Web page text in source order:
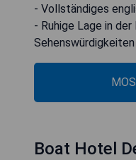
- Vollständiges
- Ruhige Lage in der
Sehenswürdigkeiten
Boat Hotel